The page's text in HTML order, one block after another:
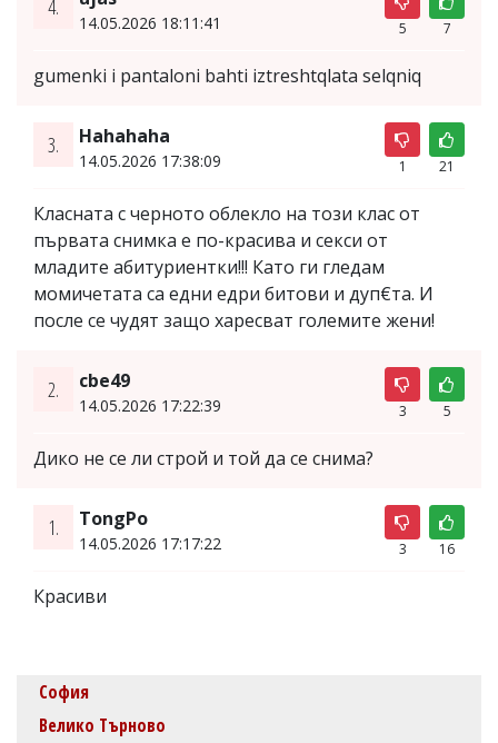
4.
14.05.2026 18:11:41 5 7
gumenki i pantaloni bahti iztreshtqlata selqniq
3. Hahahaha
14.05.2026 17:38:09 1 21
Класната с черното облекло на този клас от
първата снимка е по-красива и секси от
младите абитуриентки!!! Като ги гледам
момичетата са едни едри битови и дуп€та. И
после се чудят защо харесват големите жени!
2. cbe49
14.05.2026 17:22:39 3 5
Дико не се ли строй и той да се снима?
1. TongPo
14.05.2026 17:17:22 3 16
Красиви
София
Велико Търново